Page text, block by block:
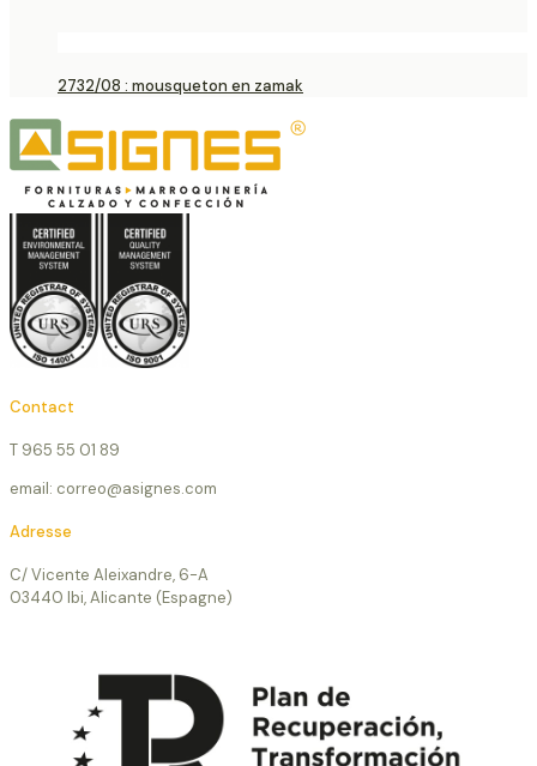
2732/08 : mousqueton en zamak
Contact
T 965 55 01 89
email: correo@asignes.com
Adresse
C/ Vicente Aleixandre, 6-A
03440 Ibi, Alicante (Espagne)